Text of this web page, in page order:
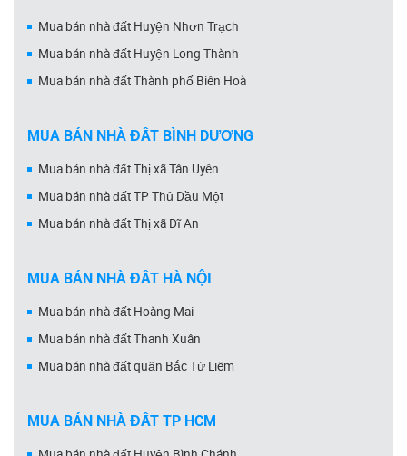
Mua bán nhà đất Huyện Nhơn Trạch
Mua bán nhà đất Huyện Long Thành
Mua bán nhà đất Thành phố Biên Hoà
MUA BÁN NHÀ ĐẤT BÌNH DƯƠNG
Mua bán nhà đất Thị xã Tân Uyên
Mua bán nhà đất TP Thủ Dầu Một
Mua bán nhà đất Thị xã Dĩ An
MUA BÁN NHÀ ĐẤT HÀ NỘI
Mua bán nhà đất Hoàng Mai
Mua bán nhà đất Thanh Xuân
Mua bán nhà đất quận Bắc Từ Liêm
MUA BÁN NHÀ ĐẤT TP HCM